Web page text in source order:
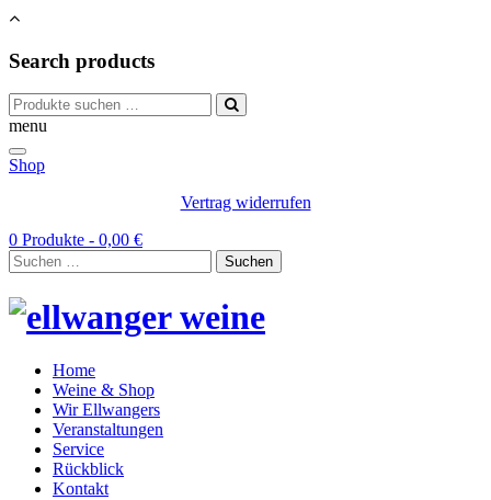
Search products
Suchen
nach:
menu
Shop
Vertrag widerrufen
0 Produkte - 0,00 €
Suchen
nach:
Home
Weine & Shop
Wir Ellwangers
Veranstaltungen
Service
Rückblick
Kontakt